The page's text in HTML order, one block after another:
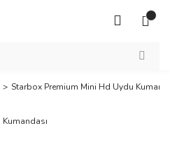
Starbox Premium Mini Hd Uydu